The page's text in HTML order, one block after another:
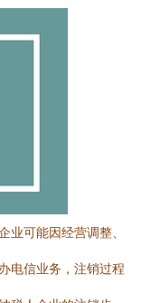
业可能因经营调整、
电信业务，注销过程